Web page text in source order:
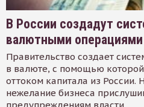
В России создадут
валютными операциями
Правительство создает
в валюте, с помощью которой
оттоком капитала из России.
нежелание бизнеса